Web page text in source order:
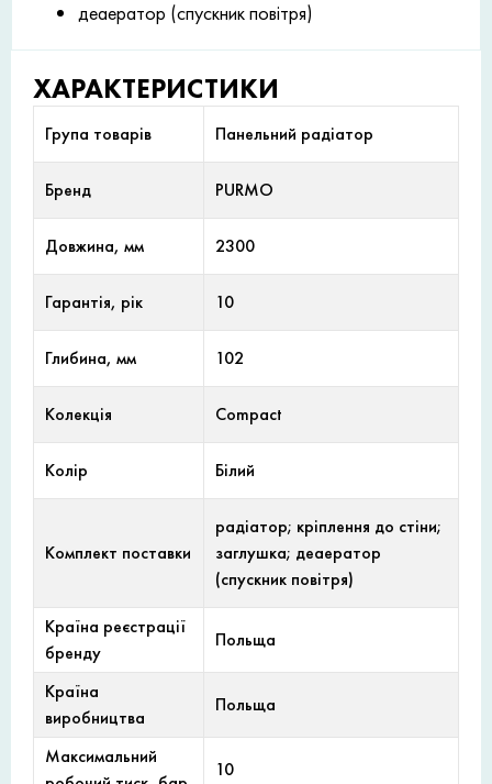
деаератор (спускник повітря)
ХАРАКТЕРИСТИКИ
Група товарів Панельний радіатор
Бренд PURMO
Довжина, мм 2300
Гарантія, рік 10
Глибина, мм 102
Колекція Compact
Колір Білий
Комплект поставки
радіатор; кріплення до стіни;
заглушка; деаератор
(спускник повітря)
Країна реєстрації
бренду
Польща
Країна
виробництва
Польща
Максимальний
10